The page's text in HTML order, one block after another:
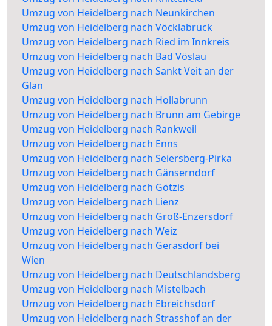
Umzug von Heidelberg nach Neunkirchen
Umzug von Heidelberg nach Vöcklabruck
Umzug von Heidelberg nach Ried im Innkreis
Umzug von Heidelberg nach Bad Vöslau
Umzug von Heidelberg nach Sankt Veit an der
Glan
Umzug von Heidelberg nach Hollabrunn
Umzug von Heidelberg nach Brunn am Gebirge
Umzug von Heidelberg nach Rankweil
Umzug von Heidelberg nach Enns
Umzug von Heidelberg nach Seiersberg-Pirka
Umzug von Heidelberg nach Gänserndorf
Umzug von Heidelberg nach Götzis
Umzug von Heidelberg nach Lienz
Umzug von Heidelberg nach Groß-Enzersdorf
Umzug von Heidelberg nach Weiz
Umzug von Heidelberg nach Gerasdorf bei
Wien
Umzug von Heidelberg nach Deutschlandsberg
Umzug von Heidelberg nach Mistelbach
Umzug von Heidelberg nach Ebreichsdorf
Umzug von Heidelberg nach Strasshof an der